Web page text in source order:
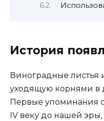
История
Виноградные листья
уходящую корнями в
Первые упоминания
IV веку до нашей